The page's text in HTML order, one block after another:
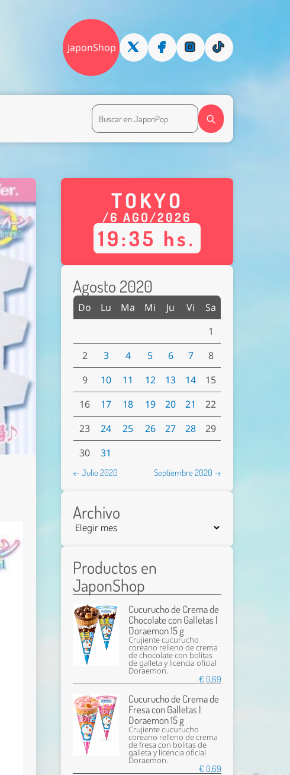
JaponShop
TOKYO
/6 AGO/2026
19:35 hs.
Agosto 2020
Do Lu Ma Mi Ju Vi
Sa
1
2
3 4 5 6 7
8
9
10 11 12 13 14
15
16
17 18 19 20 21
22
23
24 25 26 27 28
29
30
31
← Julio 2020 Septiembre 2020 →
Archivo
Productos en
JaponShop
Cucurucho de Crema de
Chocolate con Galletas |
Doraemon 15 g
Crujiente cucurucho
coreano relleno de crema
de chocolate con bolitas
de galleta y licencia oficial
Doraemon.
€ 0,69
Cucurucho de Crema de
Fresa con Galletas |
Doraemon 15 g
Crujiente cucurucho
coreano relleno de crema
de fresa con bolitas de
galleta y licencia oficial
Doraemon.
€ 0,69